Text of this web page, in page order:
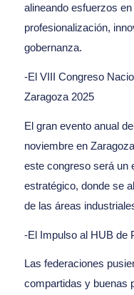
alineando esfuerzos
profesionalización,
gobernanza.
-El VIII Congreso
Zaragoza 2025
El gran evento anual
noviembre en
este congreso será un
estratégico, donde se
de las áreas
-El Impulso al HUB de
Las federaciones
compartidas y buenas